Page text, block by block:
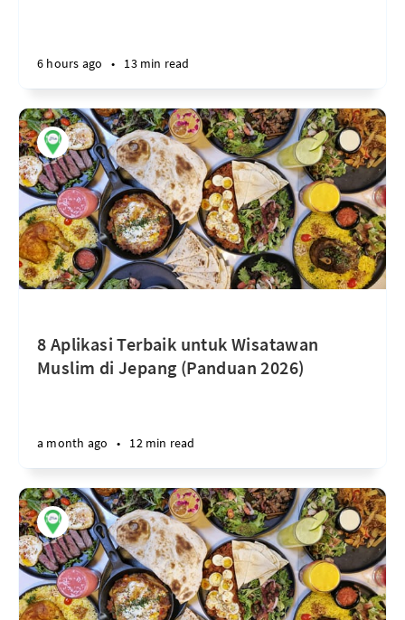
6 hours ago • 13 min read
8 Aplikasi Terbaik untuk Wisatawan
Muslim di Jepang (Panduan 2026)
a month ago • 12 min read